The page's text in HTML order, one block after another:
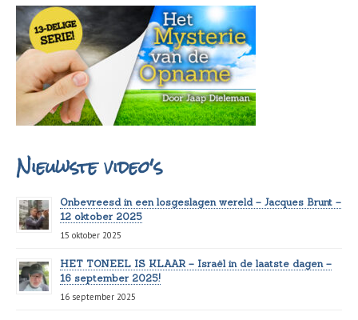
Nieuwste video's
Onbevreesd in een losgeslagen wereld – Jacques Brunt –
12 oktober 2025
15 oktober 2025
HET TONEEL IS KLAAR – Israël in de laatste dagen –
16 september 2025!
16 september 2025